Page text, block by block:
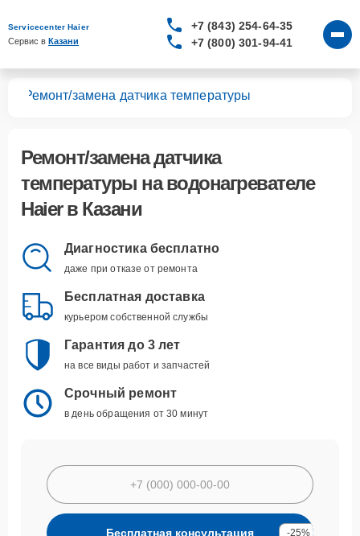
Servicecenter Haier
Сервис в Казани
+7 (843) 254-64-35
+7 (800) 301-94-41
Ремонт/замена датчика температуры
Ремонт/замена датчика
температуры на водонагревателе
Haier в Казани
Диагностика бесплатно
даже при отказе от ремонта
Бесплатная доставка
курьером собственной службы
Гарантия до 3 лет
на все виды работ и запчастей
Срочный ремонт
в день обращения от 30 минут
Бесплатная консультация -25%